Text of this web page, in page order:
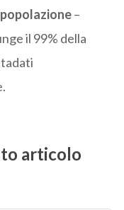
–
il 99% della
articolo